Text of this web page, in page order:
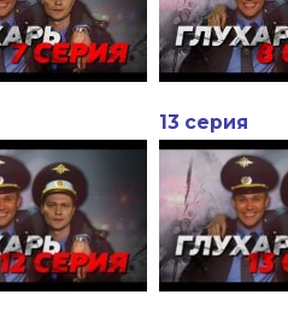
13 серия